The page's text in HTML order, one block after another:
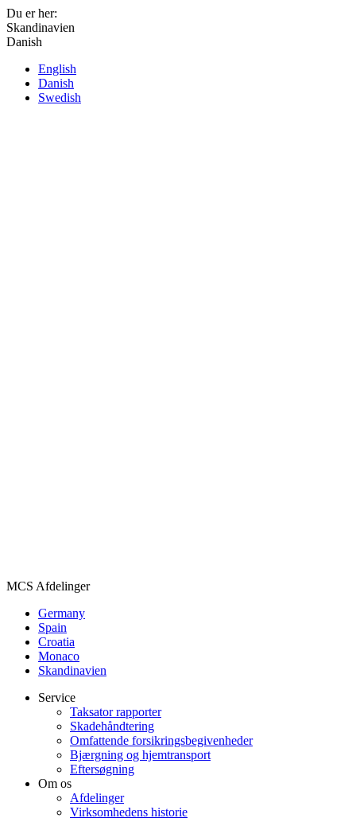
Du er her:
Skandinavien
Danish
English
Danish
Swedish
MCS Afdelinger
Germany
Spain
Croatia
Monaco
Skandinavien
Service
Taksator rapporter
Skadehåndtering
Omfattende forsikringsbegivenheder
Bjærgning og hjemtransport
Eftersøgning
Om os
Afdelinger
Virksomhedens historie